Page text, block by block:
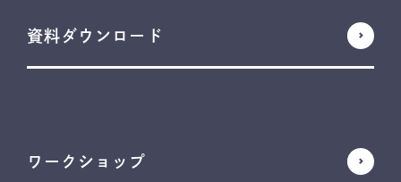
資料ダウンロード
ワークショップ